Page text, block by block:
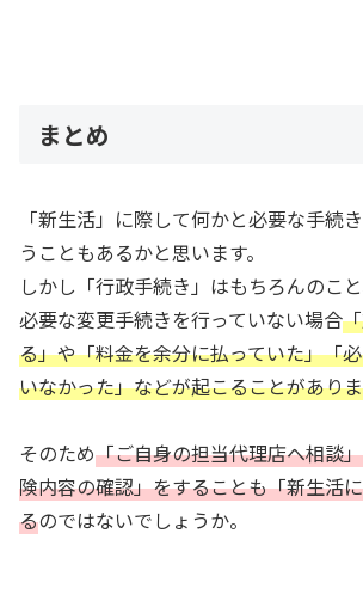
まとめ
「新生活」に際して何かと必要な手続
うこともあるかと思います。
しかし「行政手続き」はもちろんのこ
必要な変更手続きを行っていない場合
る」や「料金を余分に払っていた」「
いなかった」などが起こることがあり
そのため「ご自身の担当代理店へ相談
険内容の確認」をすることも「新生活
るのではないでしょうか。